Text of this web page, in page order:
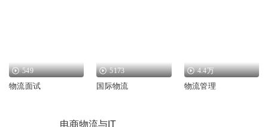
549
物流面试
5173
国际物流
4.4万
物流管理
电商物流与IT